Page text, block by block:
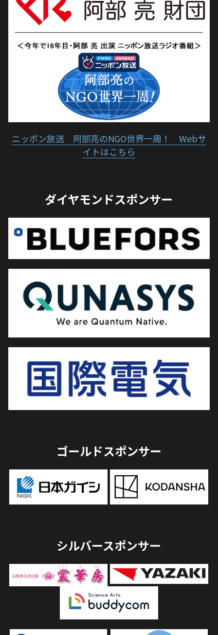
ニッポン放送　阿部亮のNGO世界一周！　Webサ
イトはこちら
ダイヤモンドスポンサー
ゴールドスポンサー
シルバースポンサー